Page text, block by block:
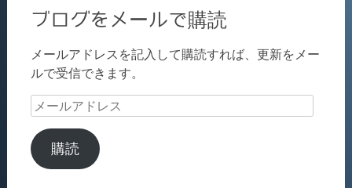
ブログをメールで購読
メールアドレスを記入して購読すれば、更新をメー
ルで受信できます。
メ
ル
ア
購読